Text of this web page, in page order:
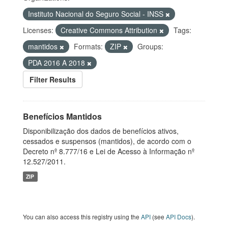
Instituto Nacional do Seguro Social - INSS
Licenses:
Creative Commons Attribution
Tags:
mantidos
Formats: ZIP
Groups:
PDA 2016 A 2018
Filter Results
Benefícios Mantidos
Disponibilização dos dados de benefícios ativos,
cessados e suspensos (mantidos), de acordo com o
Decreto nº 8.777/16 e Lei de Acesso à Informação nº
12.527/2011.
ZIP
You can also access this registry using the API (see API Docs).